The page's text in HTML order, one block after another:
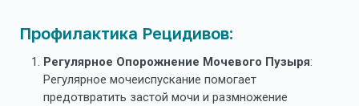
Профилактика Рецидивов:
Регулярное Опорожнение Мочевого Пузыря:
Регулярное мочеиспускание помогает
предотвратить застой мочи и размножение